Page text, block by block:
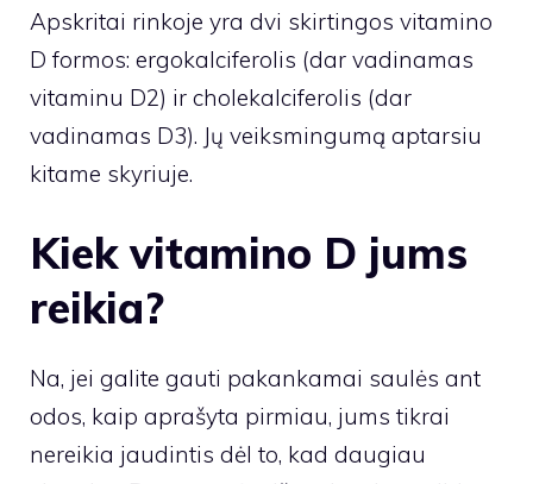
Apskritai rinkoje yra dvi skirtingos vitamino
D formos: ergokalciferolis (dar vadinamas
vitaminu D2) ir cholekalciferolis (dar
vadinamas D3). Jų veiksmingumą aptarsiu
kitame skyriuje.
Kiek vitamino D jums
reikia?
Na, jei galite gauti pakankamai saulės ant
odos, kaip aprašyta pirmiau, jums tikrai
nereikia jaudintis dėl to, kad daugiau